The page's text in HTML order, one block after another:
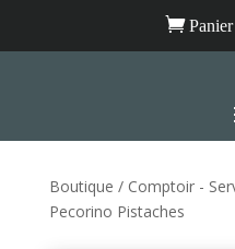
Panier
Boutique / Comptoir -
Pecorino Pistaches